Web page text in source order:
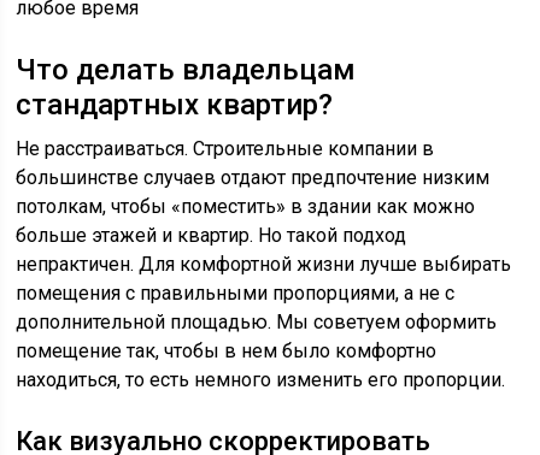
любое время
Что делать владельцам
стандартных квартир?
Не расстраиваться. Строительные компании в
большинстве случаев отдают предпочтение низким
потолкам, чтобы «поместить» в здании как можно
больше этажей и квартир. Но такой подход
непрактичен. Для комфортной жизни лучше выбирать
помещения с правильными пропорциями, а не с
дополнительной площадью. Мы советуем оформить
помещение так, чтобы в нем было комфортно
находиться, то есть немного изменить его пропорции.
Как визуально скорректировать